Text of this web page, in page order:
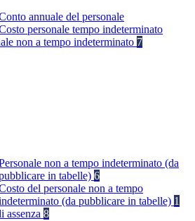
annuale del personale
personale tempo indeterminato
non a tempo indeterminato 7
non a tempo indeterminato (da
in tabelle) 6
del personale non a tempo
(da pubblicare in tabelle) 1
assenza 8